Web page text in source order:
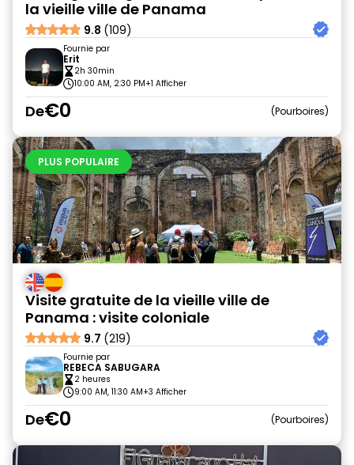
la vieille ville de Panama
9.8 (109)
Fournie par
Erit
2h 30min
10:00 AM, 2:30 PM+1 Afficher
De€0 Pourboires
PLUS POPULAIRE
Visite gratuite de la vieille ville de
Panama : visite coloniale
9.7 (219)
Fournie par
REBECA SABUGARA
2 heures
9:00 AM, 11:30 AM+3 Afficher
De€0 Pourboires